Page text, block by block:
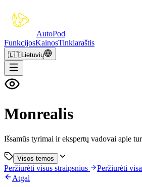
AutoPod
FunkcijosKainosTinklaraštis
🇱🇹Lietuvių
Monrealis
Išsamūs tyrimai ir ekspertų vadovai apie
Visos temos
Peržiūrėti visus straipsnius
Peržiūrėti
Atgal